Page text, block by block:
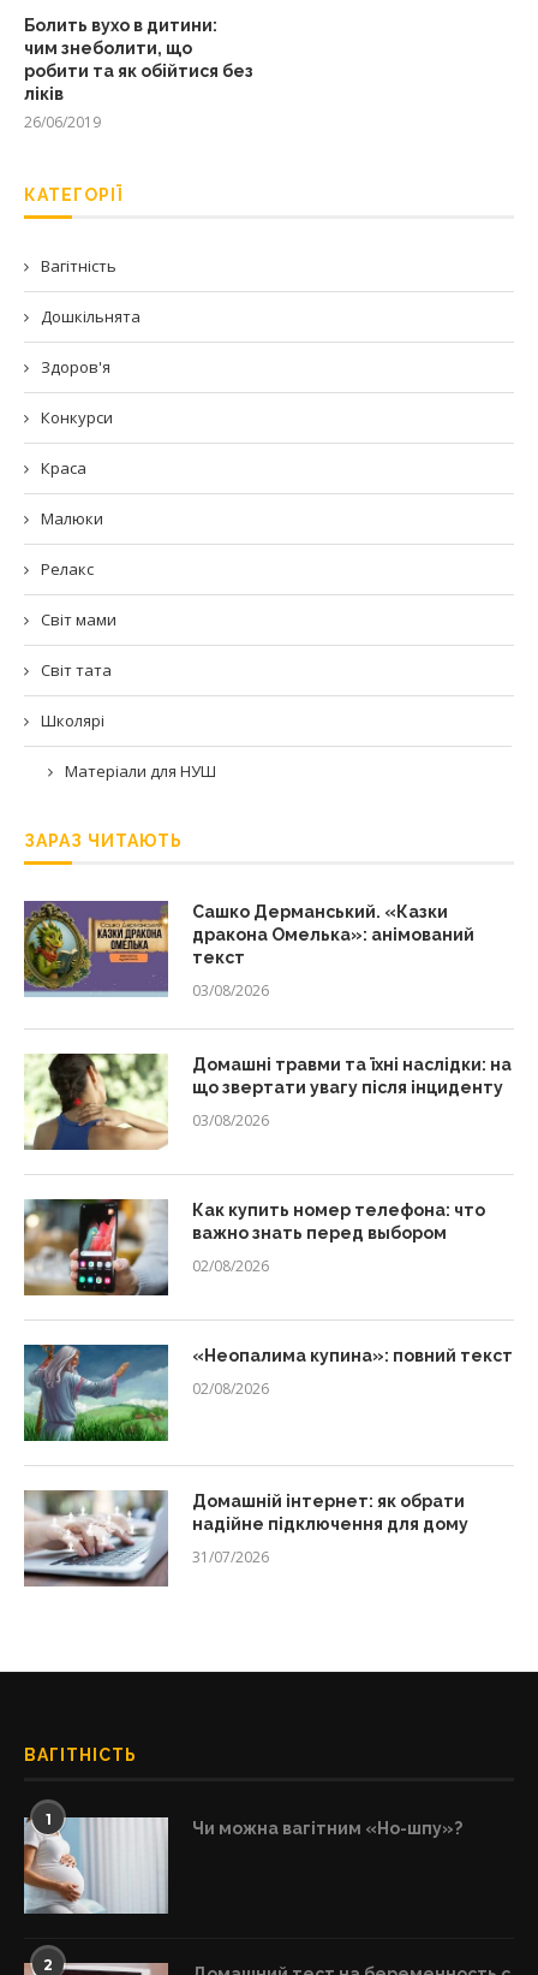
Болить вухо в дитини:
чим знеболити, що
робити та як обійтися без
ліків
26/06/2019
КАТЕГОРІЇ
Вагітність
Дошкільнята
Здоров'я
Конкурси
Краса
Малюки
Релакс
Світ мами
Світ тата
Школярі
Матеріали для НУШ
ЗАРАЗ ЧИТАЮТЬ
Сашко Дерманський. «Казки
дракона Омелька»: анімований
текст
03/08/2026
Домашні травми та їхні наслідки: на
що звертати увагу після інциденту
03/08/2026
Как купить номер телефона: что
важно знать перед выбором
02/08/2026
«Неопалима купина»: повний текст
02/08/2026
Домашній інтернет: як обрати
надійне підключення для дому
31/07/2026
ВАГІТНІСТЬ
1 Чи можна вагітним «Но-шпу»?
2